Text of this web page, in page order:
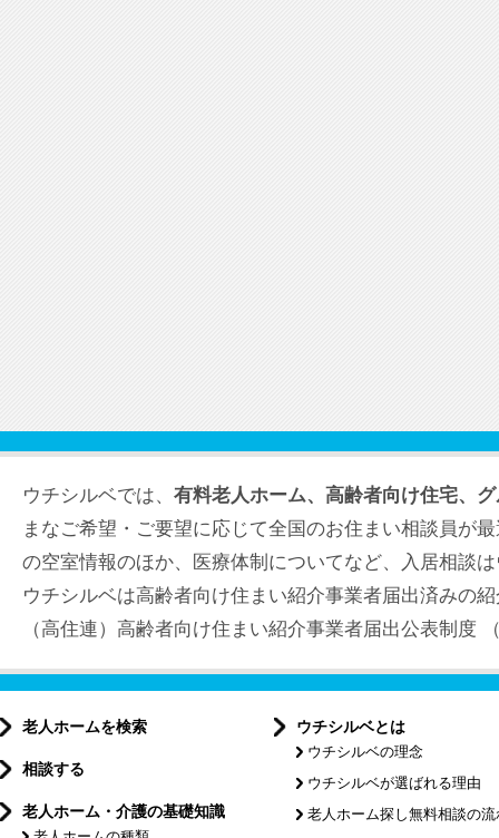
ウチシルベでは、 有料老人ホーム、高齢者向け住宅、
まなご希望・ご要望に応じて全国のお住まい相談員が
の空室情報のほか、医療体制についてなど、入居相談
ウチシルベは高齢者向け住まい紹介事業者届出済みの
（高住連）高齢者向け住まい紹介事業者届出公表制度
老人ホームを検索
相談する
老人ホーム・介護の基礎知識
ウチシルベとは
ウチシルベの理念
ウチシルベが選ばれる理由
老人ホーム探し無料相談の流